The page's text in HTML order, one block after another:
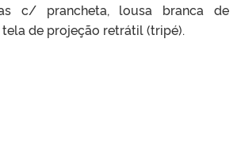
c/ prancheta, lousa branca de
de projeção retrátil (tripé).